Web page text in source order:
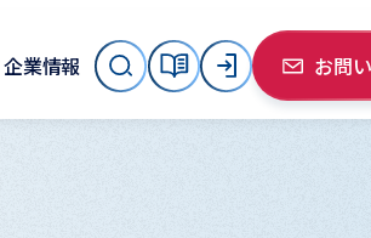
企業情報 お問